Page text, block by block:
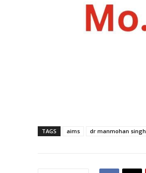
TAGS aims dr manmohan singh